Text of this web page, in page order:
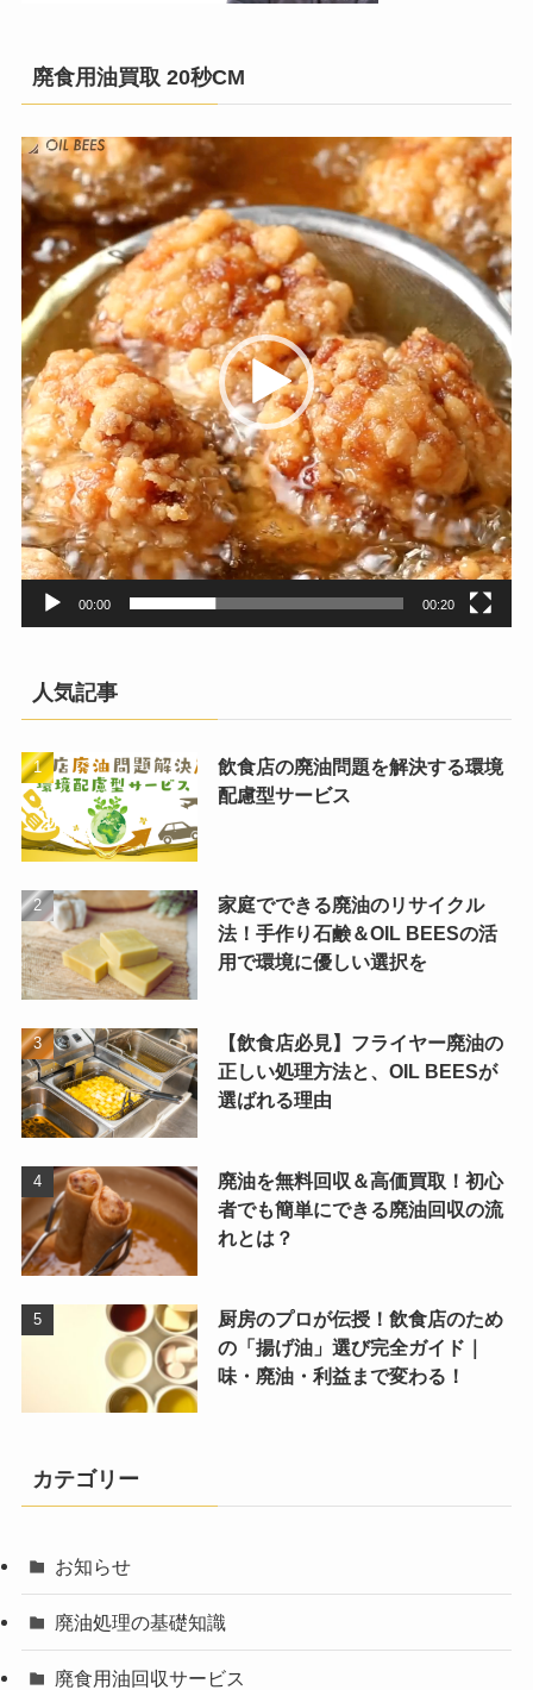
廃食用油買取 20秒CM
動
画
プ
レ
ー
ヤ
ー
00:00 00:20
人気記事
飲食店の廃油問題を解決する環境
配慮型サービス
家庭でできる廃油のリサイクル
法！手作り石鹸＆OIL BEESの活
用で環境に優しい選択を
【飲食店必見】フライヤー廃油の
正しい処理方法と、OIL BEESが
選ばれる理由
廃油を無料回収＆高価買取！初心
者でも簡単にできる廃油回収の流
れとは？
厨房のプロが伝授！飲食店のため
の「揚げ油」選び完全ガイド｜
味・廃油・利益まで変わる！
カテゴリー
お知らせ
廃油処理の基礎知識
廃食用油回収サービス